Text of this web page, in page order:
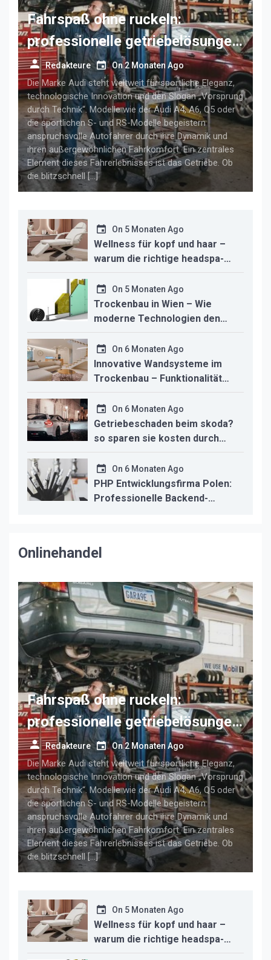
Fahrspaß ohne ruckeln:
professionelle getriebelösungen
für anspruchsvolle audi-fahrer
Redakteure On2 Monaten Ago
Die Marke Audi steht weltweit für sportliche Eleganz,
technologische Innovation und den Slogan „Vorsprung
durch Technik“. Modelle wie der Audi A4, A6, Q5 oder
die sportlichen S- und RS-Modelle begeistern
anspruchsvolle Autofahrer durch ihre Dynamik und
ihren außergewöhnlichen Fahrkomfort. Ein zentrales
Element dieses Fahrerlebnisses ist das Getriebe. Ob
die blitzschnell […]
On 5 Monaten Ago
Wellness für kopf und haar –
warum die richtige headspa-
liege den unterschied für ihr
studio macht
On 5 Monaten Ago
Trockenbau in Wien – Wie
moderne Technologien den
Innenausbau revolutionieren
On 6 Monaten Ago
Innovative Wandsysteme im
Trockenbau – Funktionalität
trifft modernes Design
On 6 Monaten Ago
Getriebeschaden beim skoda?
so sparen sie kosten durch
professionelle instandsetzung
On 6 Monaten Ago
PHP Entwicklungsfirma Polen:
Professionelle Backend-
Onlinehandel
Fahrspaß ohne ruckeln:
professionelle getriebelösungen
für anspruchsvolle audi-fahrer
Redakteure On2 Monaten Ago
Die Marke Audi steht weltweit für sportliche Eleganz,
technologische Innovation und den Slogan „Vorsprung
durch Technik“. Modelle wie der Audi A4, A6, Q5 oder
die sportlichen S- und RS-Modelle begeistern
anspruchsvolle Autofahrer durch ihre Dynamik und
ihren außergewöhnlichen Fahrkomfort. Ein zentrales
Element dieses Fahrerlebnisses ist das Getriebe. Ob
die blitzschnell […]
On 5 Monaten Ago
Wellness für kopf und haar –
warum die richtige headspa-
liege den unterschied für ihr